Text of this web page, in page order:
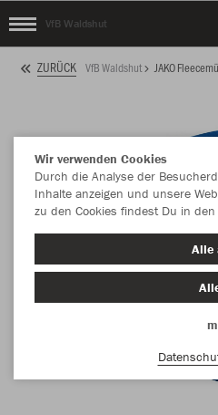
VfB Waldshut
ZURÜCK VfB Waldshut JAKO
Wir verwenden Cookies
Durch die Analyse der
Inhalte anzeigen und unsere
zu den Cookies findest Du in
Alle